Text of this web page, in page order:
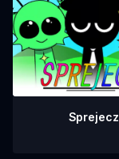
Sprejecz